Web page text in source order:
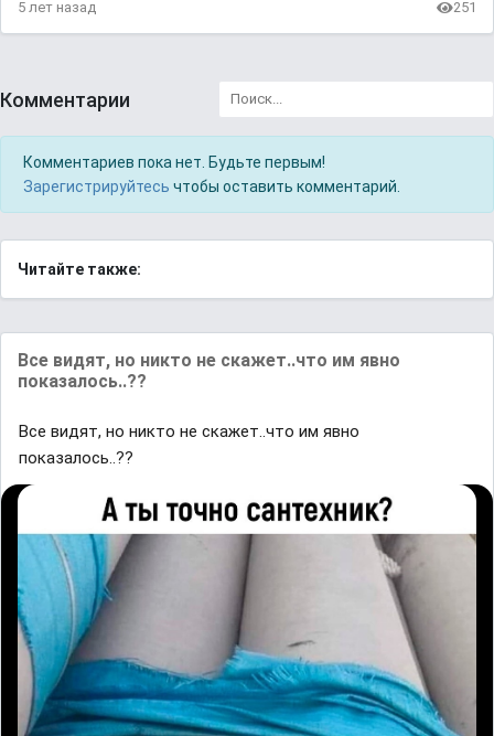
5 лет назад 251
Комментарии
Комментариев пока нет. Будьте первым!
Зарегистрируйтесь чтобы оставить комментарий.
Читайте также:
Все видят, но никто не скажет..что им явно
показалось..??
Все видят, но никто не скажет..что им явно
показалось..??